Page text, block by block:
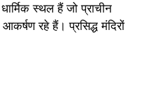
स्थल हैं जो प्राचीन
रहे हैं। प्रसिद्ध मंदिरों